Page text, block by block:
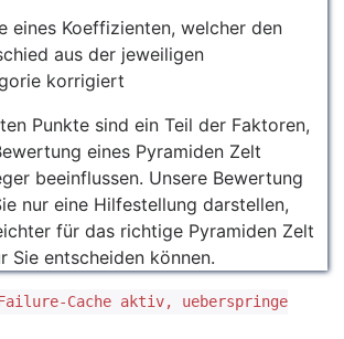
eines Koeffizienten, welcher den
aus der jeweiligen
korrigiert
Punkte sind ein Teil der Faktoren,
eines Pyramiden Zelt
beeinflussen. Unsere Bewertung
nur eine Hilfestellung darstellen,
für das richtige Pyramiden Zelt
Sie entscheiden können.
Cache aktiv, ueberspringe